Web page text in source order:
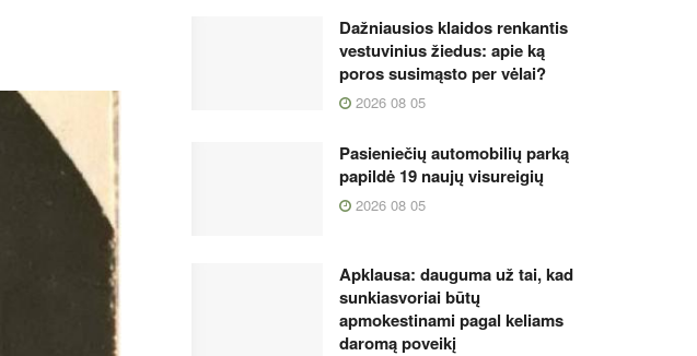
Dažniausios klaidos renkantis
vestuvinius žiedus: apie ką
poros susimąsto per vėlai?
2026 08 05
Pasieniečių automobilių parką
papildė 19 naujų visureigių
2026 08 05
Apklausa: dauguma už tai, kad
sunkiasvoriai būtų
apmokestinami pagal keliams
daromą poveikį